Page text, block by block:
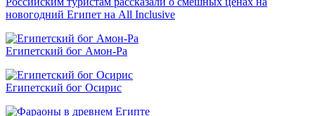
новогодний Египет на All Inclusive
Египетский бог Амон-Ра
Египетский бог Осирис